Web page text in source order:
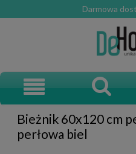
Darmowa
Bieżnik 60x120 cm
perłowa biel